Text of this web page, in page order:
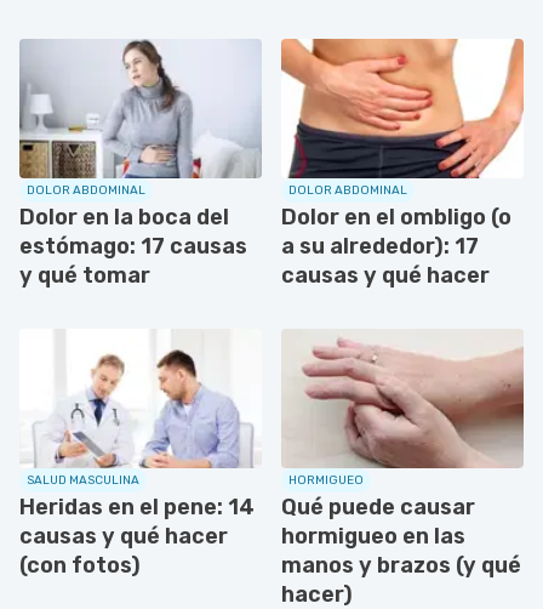
DOLOR ABDOMINAL
Dolor en la boca del
estómago: 17 causas
y qué tomar
DOLOR ABDOMINAL
Dolor en el ombligo (o
a su alrededor): 17
causas y qué hacer
SALUD MASCULINA
Heridas en el pene: 14
causas y qué hacer
(con fotos)
HORMIGUEO
Qué puede causar
hormigueo en las
manos y brazos (y qué
hacer)